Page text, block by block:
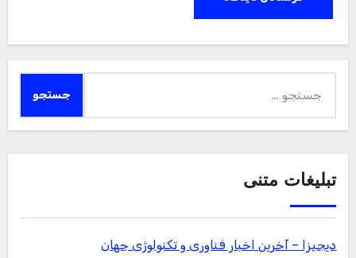
برای:
تبلیغات متنی
دیجیزا – آخرین اخبار فناوری و تکنولوژی جهان